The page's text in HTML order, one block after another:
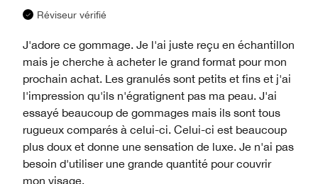
Réviseur vérifié
J'adore ce gommage. Je l'ai juste reçu en échantillon
mais je cherche à acheter le grand format pour mon
prochain achat. Les granulés sont petits et fins et j'ai
l'impression qu'ils n'égratignent pas ma peau. J'ai
essayé beaucoup de gommages mais ils sont tous
rugueux comparés à celui-ci. Celui-ci est beaucoup
plus doux et donne une sensation de luxe. Je n'ai pas
besoin d'utiliser une grande quantité pour couvrir
mon visage.